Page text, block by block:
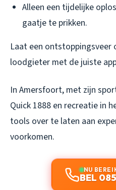
Alleen een tijdelijke
gaatje te prikken.
Laat een ontstoppingsveer
loodgieter met de juiste
In Amersfoort, met zijn
Quick 1888 en recreatie in
tools over te laten aan
voorkomen.
NU
BEL